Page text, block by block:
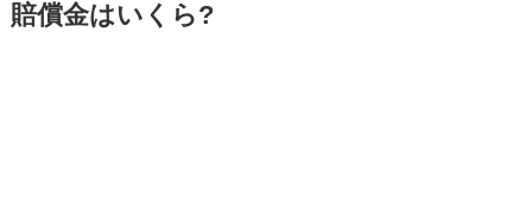
賠償金はいくら?